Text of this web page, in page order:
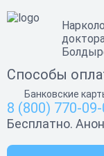
Способы
Банковские
8 (800) 770-
Бесплатно.